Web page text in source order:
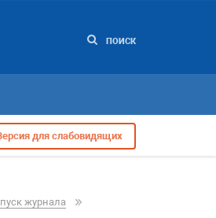
ПОИСК
для слабовидящих
журнала